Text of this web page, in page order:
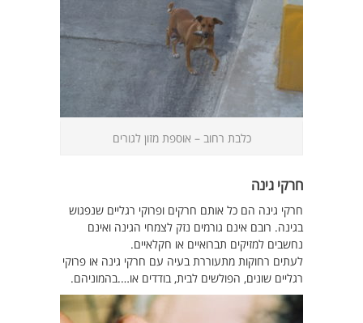
כלבת רחוב – אוספת מזון לגורים
חרקי גינה
חרקי גינה הם כל אותם חרקים ופרוקי רגליים שנפגוש
בגינה. רובם אינם גורמים נזק לצמחי הגינה ואינם
נחשבים למזיקים תברואיים או חקלאיים.
לעתים רחוקות מתעוררת בעיה עם חרקי גינה או פרוקי
רגליים שונים, הפולשים לבית, בודדים או….בהמוניהם.